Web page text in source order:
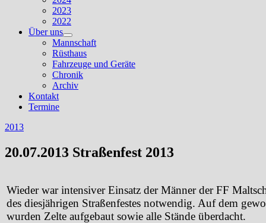
2023
2022
Über uns
Untermenü
anzeigen
Mannschaft
Rüsthaus
Fahrzeuge und Geräte
Chronik
Archiv
Kontakt
Termine
2013
20.07.2013 Straßenfest 2013
Wieder war intensiver Einsatz der Männer der FF
des diesjährigen Straßenfestes notwendig. Auf dem
wurden Zelte aufgebaut sowie alle Stände überdacht.